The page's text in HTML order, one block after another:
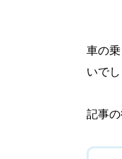
車の
いで
記事